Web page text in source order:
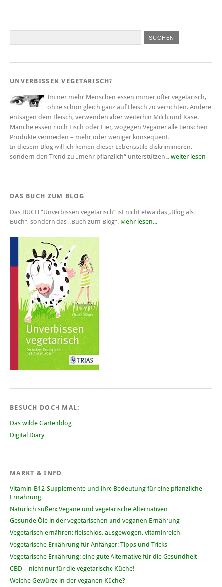
UNVERBISSEN VEGETARISCH?
Immer mehr Menschen essen immer öfter vegetarisch,
ohne schon gleich ganz auf Fleisch zu verzichten. Andere
entsagen dem Fleisch, verwenden aber weiterhin Milch und Käse.
Manche essen noch Fisch oder Eier, wogegen Veganer alle tierischen
Produkte vermeiden – mehr oder weniger konsequent.
In diesem Blog will ich keinen dieser Lebensstile diskriminieren,
sondern den Trend zu „mehr pflanzlich“ unterstützen... weiter lesen
DAS BUCH ZUM BLOG
Das BUCH “Unverbissen vegetarisch” ist nicht etwa das „Blog als
Buch“, sondern das „Buch zum Blog“. Mehr lesen...
BESUCH DOCH MAL:
Das wilde Gartenblog
Digital Diary
MARKT & INFO
Vitamin-B12-Supplemente und ihre Bedeutung für eine pflanzliche
Ernährung
Natürlich süßen: Vegane und vegetarische Alternativen
Gesunde Öle in der vegetarischen und veganen Ernährung
Vegetarisch ernähren: fleischlos, ausgewogen, vitaminreich
Vegetarische Ernährung für Anfänger: Tipps und Tricks
Vegetarische Ernährung: eine gute Alternative für die Gesundheit
CBD – nicht nur für die vegetarische Küche!
Welche Gewürze in der veganen Küche?